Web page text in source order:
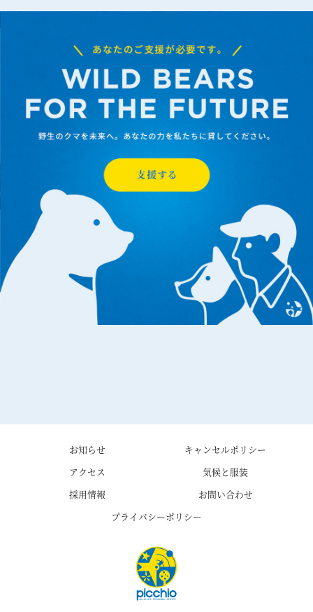
お知らせ
キャンセルポリシー
アクセス
気候と服装
採用情報
お問い合わせ
プライバシーポリシー